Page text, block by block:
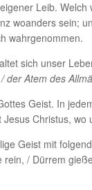
Leib.
woanders sein;
wahrgenommen.
sich unser
der Atem des
Geist. In
Christus,
Geist mit
rein, / Dürrem